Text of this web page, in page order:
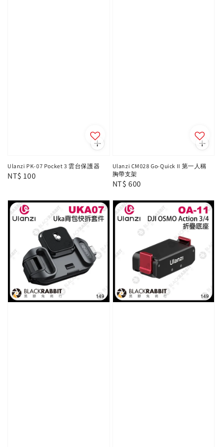
Ulanzi PK-07 Pocket 3 雲台保護器
Regular
NT$ 100
Ulanzi CM028 Go-Quick II 第一人稱
胸帶支架
Regular
NT$ 600